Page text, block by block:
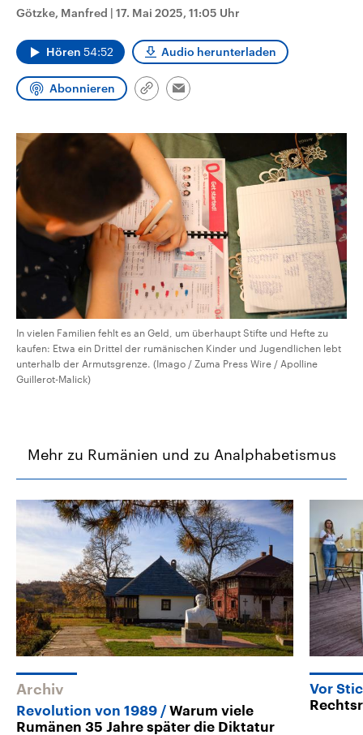
Bundesland von einer Koalition aus
CDU, SPD und FDP regiert.-
Wahlprogramme, aktuelle Berichte
und Hintergründe zu den Parteien
Wahl.
mit großem Einfluss auf
aktuelle Weltgeschehen.
Sendungen Programm Podcasts
Audio-Archiv
Götzke, Manfred | 17. Mai 2025, 11:05 Uhr
Hören 54:52 Audio herunterladen
Abonnieren
Link
Email
In vielen Familien fehlt es an Geld, um überhaupt Stifte und Hefte zu
kaufen: Etwa ein Drittel der rumänischen Kinder und Jugendlichen lebt
unterhalb der Armutsgrenze. (Imago / Zuma Press Wire / Apolline
Guillerot-Malick)
Mehr zu Rumänien und zu Analphabetismus
Archiv
Revolution von 1989
Warum viele
Rumänen 35 Jahre später die Diktatur
Vor